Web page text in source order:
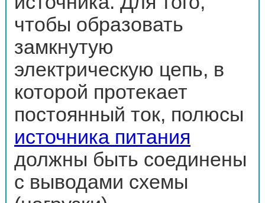
чтобы образовать
замкнутую
электрическую цепь, в
которой протекает
постоянный ток, полюсы
источника питания
должны быть соединены
с выводами схемы